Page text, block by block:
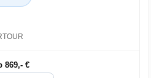
869,- €